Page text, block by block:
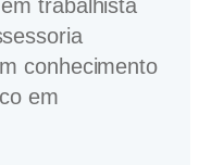
trabalhista
conhecimento
em